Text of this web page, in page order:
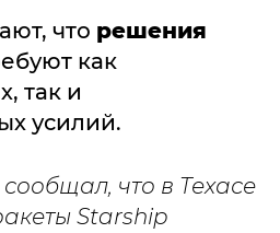
что решения
как
так и
усилий.
сообщал, что в Техасе
Starship